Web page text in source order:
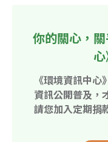
你的關心，
《環境資訊中
資訊公開普及，
請您加入定期捐